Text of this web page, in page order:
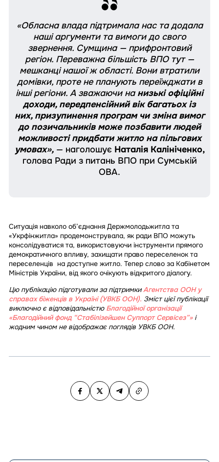
«Обласна влада підтримала нас та додала
наші аргументи та вимоги до свого
звернення. Сумщина — прифронтовий
регіон. Переважна більшість ВПО тут —
мешканці нашої ж області. Вони втратили
домівки, проте не планують переїжджати в
інші регіони. А зважаючи на низькі офіційні
доходи, передпенсійний вік багатьох із
них, призупинення програм чи зміна вимог
до позичальників може позбавити людей
можливості придбати житло на пільгових
умовах»,— наголошує Наталія Калініченко,
голова Ради з питань ВПО при Сумській
ОВА.
Ситуація навколо об’єднання Держмолодьжитла та
«Укрфінжитла» продемонструвала, як ради ВПО можуть
консолідуватися та, використовуючи інструменти прямого
демократичного впливу, захищати право переселенок та
переселенців на доступне житло. Тепер слово за Кабінетом
Міністрів України, від якого очікують відкритого діалогу.
Цю публікацію підготували за підтримкиАгентства ООН у
справах біженців в Україні (УВКБ ООН). Зміст цієї публікації
виключно є відповідальністю Благодійної організації
«Благодійний фонд “Стабілізейшен Суппорт Сервісез”»і
жодним чином не відображає поглядів УВКБ ООН.